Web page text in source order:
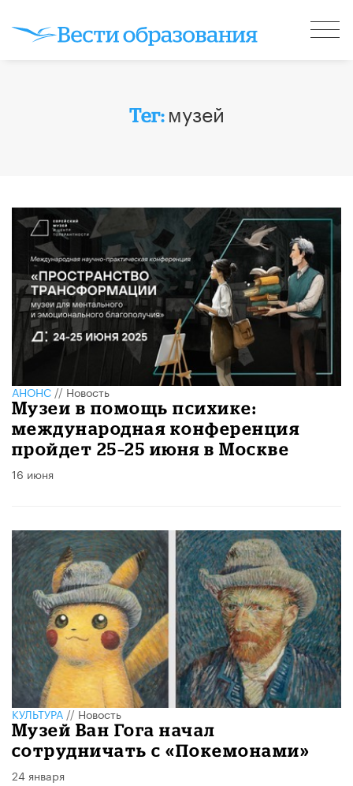
Тег: музей
АНОНС//Новость
Музеи в помощь психике:
международная конференция
пройдет 25–25 июня в Москве
16 июня
КУЛЬТУРА//Новость
Музей Ван Гога начал
сотрудничать с «Покемонами»
24 января